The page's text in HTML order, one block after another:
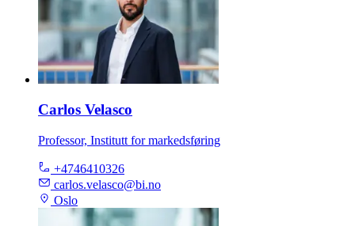
Carlos Velasco
Professor, Institutt for markedsføring
+4746410326
carlos.velasco@bi.no
Oslo